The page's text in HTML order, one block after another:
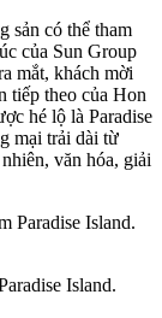
sản có thể tham
của Sun Group
mắt, khách mời
tiếp theo của Hon
hé lộ là Paradise
mại trải dài từ
văn hóa, giải
Island.